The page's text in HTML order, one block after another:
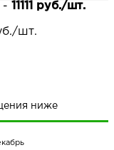
- 11111 руб./шт.
шт.
ниже